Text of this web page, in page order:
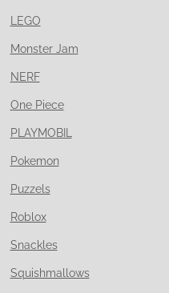
LEGO
Monster Jam
NERF
One Piece
PLAYMOBIL
Pokemon
Puzzels
Roblox
Snackles
Squishmallows